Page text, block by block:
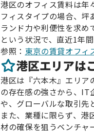
港区のオフィス賃料は年
フィスタイプの場合、
ランド力や利便性を求
という状況で、直近1年
参照： 東京の賃貸オフィ
港区エリアは
港区は『六本木』エリア
の存在感の強さから、IT
や、グローバルな取引先
また、業種に限らず、
材の確保を狙うベンチャ